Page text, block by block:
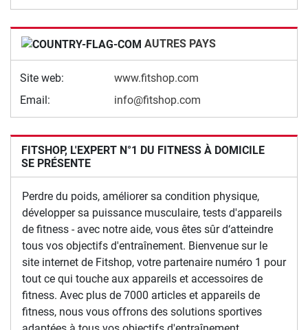
AUTRES PAYS
Site web:
www.fitshop.com
Email:
info@fitshop.com
FITSHOP, L'EXPERT N°1 DU FITNESS À DOMICILE
SE PRÉSENTE
Perdre du poids, améliorer sa condition physique,
développer sa puissance musculaire, tests d'appareils
de fitness - avec notre aide, vous êtes sûr d‘atteindre
tous vos objectifs d'entraînement. Bienvenue sur le
site internet de Fitshop, votre partenaire numéro 1 pour
tout ce qui touche aux appareils et accessoires de
fitness. Avec plus de 7000 articles et appareils de
fitness, nous vous offrons des solutions sportives